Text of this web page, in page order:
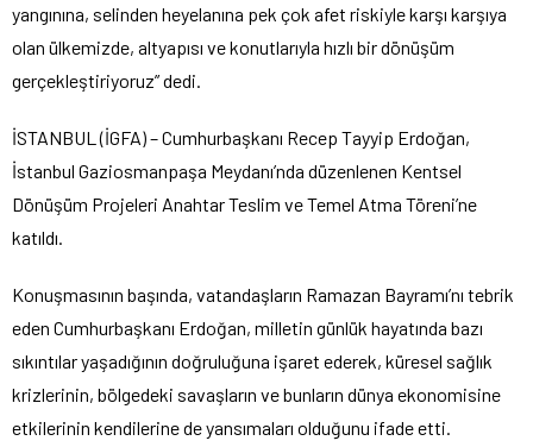
yangınına, selinden heyelanına pek çok afet riskiyle karşı karşıya
olan ülkemizde, altyapısı ve konutlarıyla hızlı bir dönüşüm
gerçekleştiriyoruz” dedi.
İSTANBUL (İGFA) – Cumhurbaşkanı Recep Tayyip Erdoğan,
İstanbul Gaziosmanpaşa Meydanı’nda düzenlenen Kentsel
Dönüşüm Projeleri Anahtar Teslim ve Temel Atma Töreni’ne
katıldı.
Konuşmasının başında, vatandaşların Ramazan Bayramı’nı tebrik
eden Cumhurbaşkanı Erdoğan, milletin günlük hayatında bazı
sıkıntılar yaşadığının doğruluğuna işaret ederek, küresel sağlık
krizlerinin, bölgedeki savaşların ve bunların dünya ekonomisine
etkilerinin kendilerine de yansımaları olduğunu ifade etti.